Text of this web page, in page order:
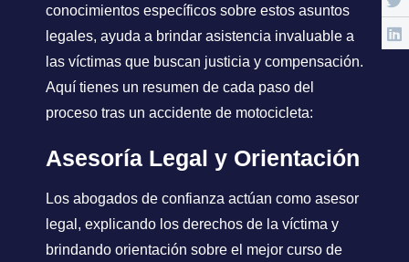
conocimientos específicos sobre estos asuntos
legales, ayuda a brindar asistencia invaluable a
las víctimas que buscan justicia y compensación.
Aquí tienes un resumen de cada paso del
proceso tras un accidente de motocicleta:
Asesoría Legal y Orientación
Los abogados de confianza actúan como asesor
legal, explicando los derechos de la víctima y
brindando orientación sobre el mejor curso de